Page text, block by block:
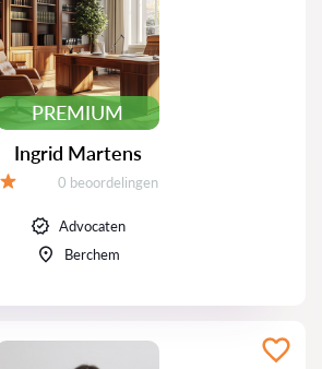
PREMIUM
Ingrid Martens
Beoordelingen:
0 beoordelingen
Advocaten
Berchem